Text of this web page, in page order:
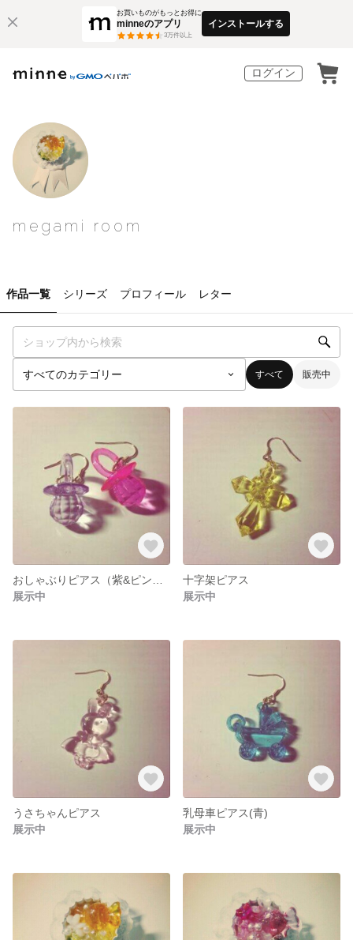
お買いものがもっとお得に
minneのアプリ
3万件以上
インストールする
ログイン
megami room
作品一覧 シリーズ プロフィール レター
すべて 販売中
展示中
十字架ピアス
展示中
うさちゃんピアス
展示中
乳母車ピアス(青)
展示中